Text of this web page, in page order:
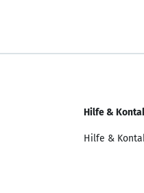
Hilfe &
Hilfe &